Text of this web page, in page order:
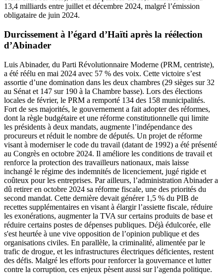
13,4 milliards entre juillet et décembre 2024, malgré l’émission
obligataire de juin 2024.
Durcissement à l’égard d’Haïti après la réélection
d’Abinader
Luis Abinader, du Parti Révolutionnaire Moderne (PRM, centriste),
a été réélu en mai 2024 avec 57 % des voix. Cette victoire s’est
assortie d’une domination dans les deux chambres (29 sièges sur 32
au Sénat et 147 sur 190 à la Chambre basse). Lors des élections
locales de février, le PRM a remporté 134 des 158 municipalités.
Fort de ses majorités, le gouvernement a fait adopter des réformes,
dont la règle budgétaire et une réforme constitutionnelle qui limite
les présidents à deux mandats, augmente l’indépendance des
procureurs et réduit le nombre de députés. Un projet de réforme
visant à moderniser le code du travail (datant de 1992) a été présenté
au Congrès en octobre 2024. Il améliore les conditions de travail et
renforce la protection des travailleurs nationaux, mais laisse
inchangé le régime des indemnités de licenciement, jugé rigide et
coûteux pour les entreprises. Par ailleurs, l’administration Abinader a
dû retirer en octobre 2024 sa réforme fiscale, une des priorités du
second mandat. Cette dernière devait générer 1,5 % du PIB de
recettes supplémentaires en visant à élargir l’assiette fiscale, réduire
les exonérations, augmenter la TVA sur certains produits de base et
réduire certains postes de dépenses publiques. Déjà édulcorée, elle
s'est heurtée à une vive opposition de l’opinion publique et des
organisations civiles. En parallèle, la criminalité, alimentée par le
trafic de drogue, et les infrastructures électriques déficientes, restent
des défis. Malgré les efforts pour renforcer la gouvernance et lutter
contre la corruption, ces enjeux pèsent aussi sur l’agenda politique.